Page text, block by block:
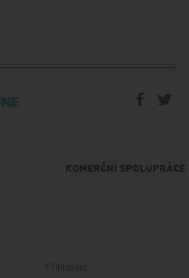
KOMERČNÍ SPOLUPRÁCE
Přihlášení